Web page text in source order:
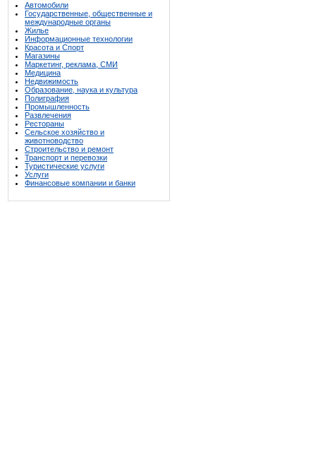
Автомобили
Государственные, общественные и
международные органы
Жилье
Информационные технологии
Красота и Спорт
Магазины
Маркетинг, реклама, СМИ
Медицина
Недвижимость
Образование, наука и культура
Полиграфия
Промышленность
Развлечения
Рестораны
Сельское хозяйство и
животноводство
Строительство и ремонт
Транспорт и перевозки
Туристические услуги
Услуги
Финансовые компании и банки